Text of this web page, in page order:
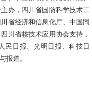
办，四川省国防科学技术工
省经济和信息化厅、中国同
川省核技术应用协会支持，
民日报、光明日报、科技日
报道。